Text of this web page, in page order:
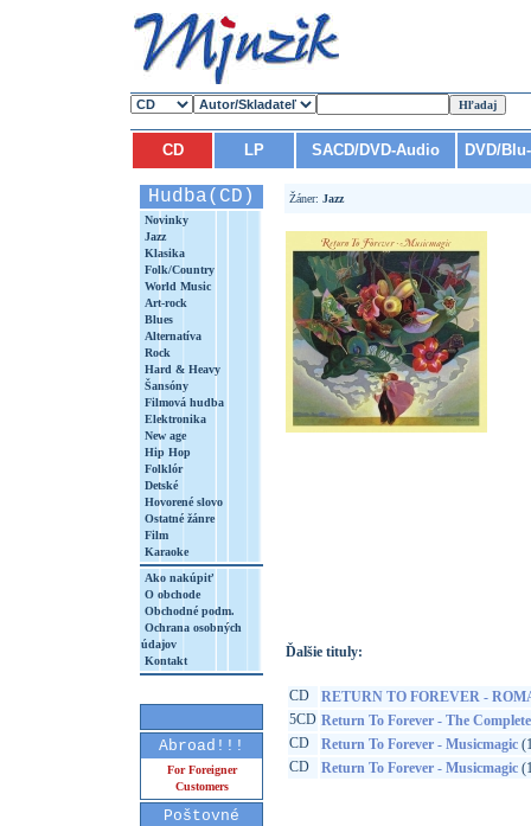
CD LP SACD/DVD-Audio DVD/
Hudba(CD)
Novinky
Jazz
Klasika
Folk/Country
World Music
Art-rock
Blues
Alternatíva
Rock
Hard & Heavy
Šansóny
Filmová hudba
Elektronika
New age
Hip Hop
Folklór
Detské
Hovorené slovo
Ostatné žánre
Film
Karaoke
Ako nakúpiť
O obchode
Obchodné podm.
Ochrana osobných
údajov
Kontakt
Abroad!!!
For Foreigner
Customers
Poštovné
Žáner: Jazz
Ďalšie tituly:
CD
RETURN TO FOREVER -
5CD Return To Forever - The
CD
Return To Forever - Musicmagic
CD
Return To Forever - Musicmagic